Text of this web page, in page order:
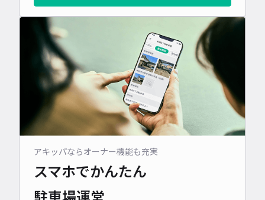
アキッパならオーナー機能も充実
スマホでかんたん